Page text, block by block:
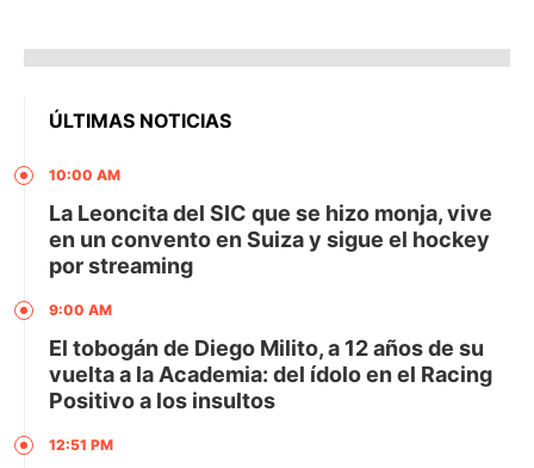
ÚLTIMAS NOTICIAS
10:00 AM
La Leoncita del SIC que se hizo monja, vive
en un convento en Suiza y sigue el hockey
por streaming
9:00 AM
El tobogán de Diego Milito, a 12 años de su
vuelta a la Academia: del ídolo en el Racing
Positivo a los insultos
12:51 PM